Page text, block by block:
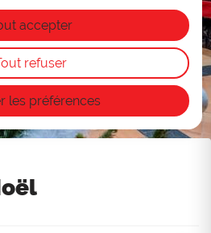
les préférences
accepter
refuser